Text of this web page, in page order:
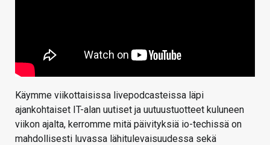
Käymme viikottaisissa livepodcasteissa läpi
ajankohtaiset IT-alan uutiset ja uutuustuotteet kuluneen
viikon ajalta, kerromme mitä päivityksiä io-techissä on
mahdollisesti luvassa lähitulevaisuudessa sekä